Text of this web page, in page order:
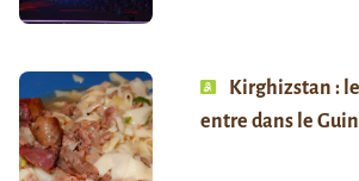
Kirghizstan :
entre dans le